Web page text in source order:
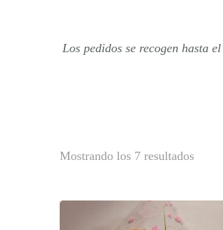
Los pedidos se recogen hasta
Mostrando los 7 resultados